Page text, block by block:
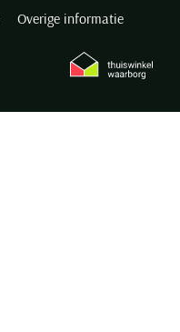
Overige informatie